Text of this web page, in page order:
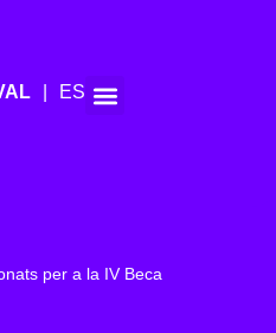
ES
per a la IV Beca